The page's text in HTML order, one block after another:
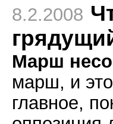
8.2.2008
Марш
марш, и
главное,